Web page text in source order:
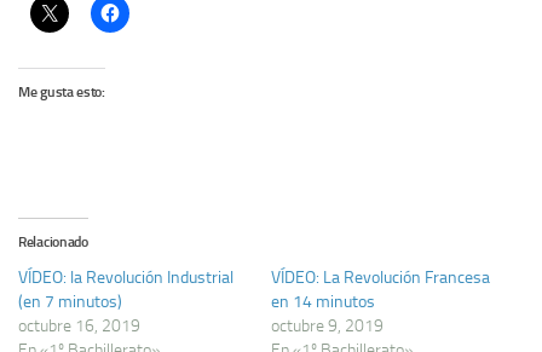
Me gusta esto:
Relacionado
VÍDEO: la Revolución Industrial
(en 7 minutos)
octubre 16, 2019
VÍDEO: La Revolución Francesa
en 14 minutos
octubre 9, 2019